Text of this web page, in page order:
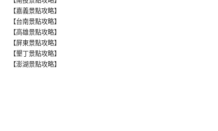
【嘉義景點攻略】
【台南景點攻略】
【高雄景點攻略】
【屏東景點攻略】
【墾丁景點攻略】
【澎湖景點攻略】